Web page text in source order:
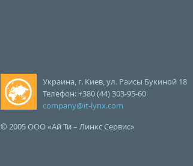
Украина, г. Киев, ул. Раисы Букиной 18
Телефон: +380 (44) 303-95-60
company@it-lynx.com
© 2005 ООО «Ай Ти – Линкс Сервис»